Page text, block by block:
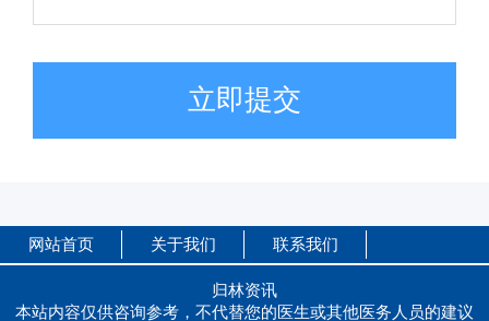
立即提交
网站首页 关于我们 联系我们
归林资讯
本站内容仅供咨询参考，不代替您的医生或其他医务人员的建议